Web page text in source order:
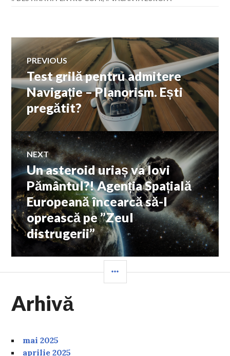
Navigare
în
articole
PREVIOUS
Previous
post:
Test grilă pentru admitere
Navigație – Planorism. Ești
pregătit?
NEXT
Next
post:
Un asteroid uriaș va lovi
Pământul?! Agenția Spațială
Europeană încearcă să-l
oprească pe ”Zeul
distrugerii”
Arhivă
mai 2025
aprilie 2025